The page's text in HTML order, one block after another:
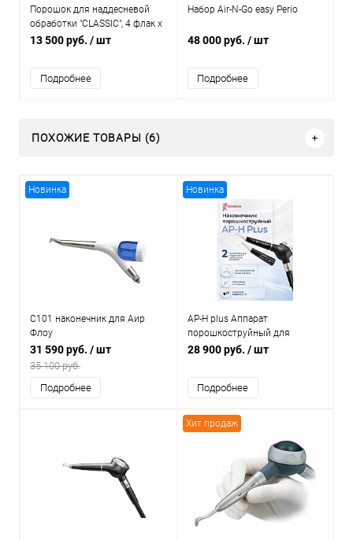
Порошок для наддесневой
обработки "CLASSIC", 4 флак х
250 гр
13 500 руб. / шт
Подробнее
Набор Air-N-Go easy Perio
48 000 руб. / шт
Подробнее
ПОХОЖИЕ ТОВАРЫ (6)
Новинка
C101 наконечник для Аир
Флоу
31 590 руб. / шт
35 100 руб.
Подробнее
Новинка
AP-H plus Аппарат
порошкоструйный для
соединения Midwest
28 900 руб. / шт
Подробнее
Хит продаж